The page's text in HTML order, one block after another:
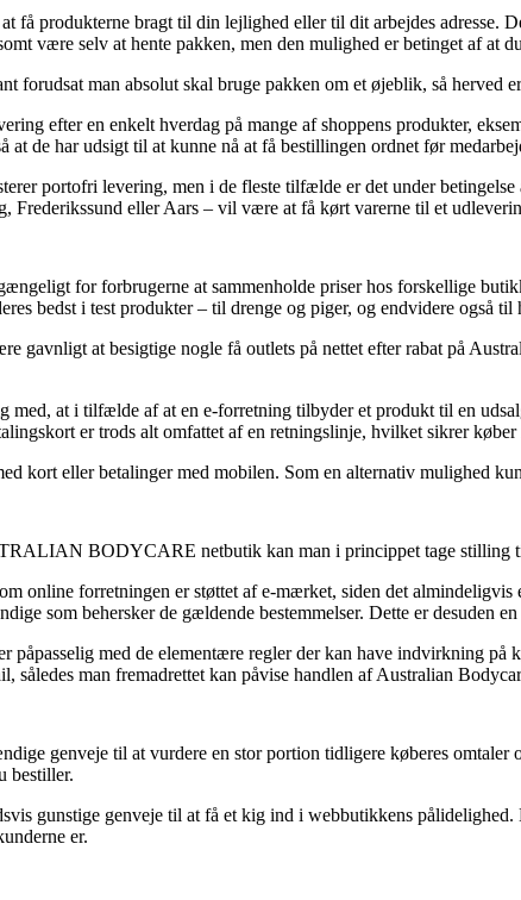
få produkterne bragt til din lejlighed eller til dit arbejdes adresse.
være selv at hente pakken, men den mulighed er betinget af at
forudsat man absolut skal bruge pakken om et øjeblik, så herved
efter en enkelt hverdag på mange af shoppens produkter,
de har udsigt til at kunne nå at få bestillingen ordnet før
portofri levering, men i de fleste tilfælde er det under
Frederikssund eller Aars – vil være at få kørt varerne til et
for forbrugerne at sammenholde priser hos forskellige
bedst i test produkter – til drenge og piger, og endvidere også
gavnligt at besigtige nogle få outlets på nettet efter rabat på
med, at i tilfælde af at en e-forretning tilbyder et produkt til en
er trods alt omfattet af en retningslinje, hvilket sikrer
kort eller betalinger med mobilen. Som en alternativ mulighed
BODYCARE netbutik kan man i princippet tage stilling
online forretningen er støttet af e-mærket, siden det
som behersker de gældende bestemmelser. Dette er desuden
påpasselig med de elementære regler der kan have indvirkning
således man fremadrettet kan påvise handlen af Australian
genveje til at vurdere en stor portion tidligere køberes
bestiller.
gunstige genveje til at få et kig ind i webbutikkens
er.